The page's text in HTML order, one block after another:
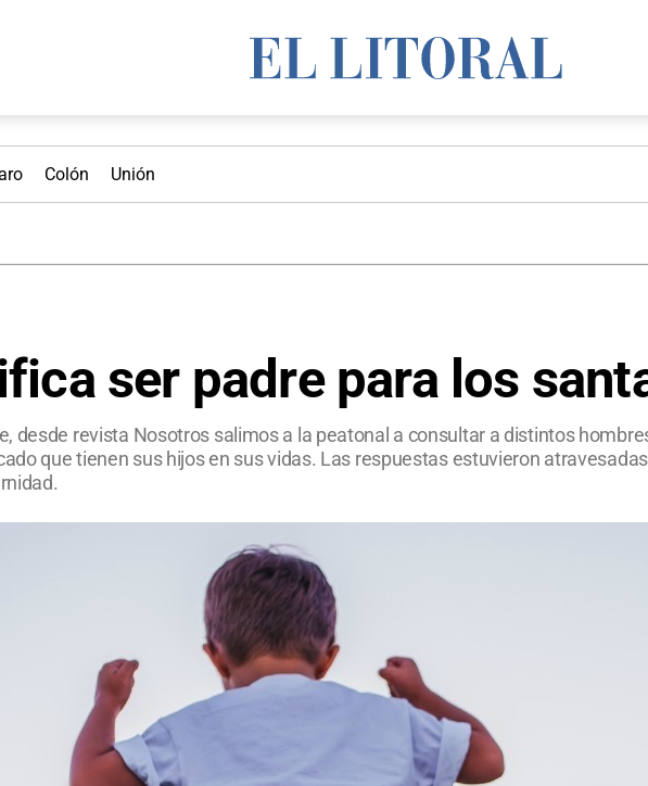
Colón Unión
ser padre para los
desde revista Nosotros salimos a la peatonal a consultar a distintos
que tienen sus hijos en sus vidas. Las respuestas estuvieron